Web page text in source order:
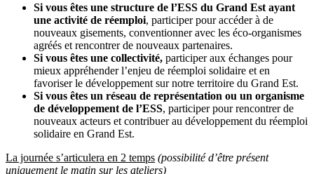
Si vous êtes une structure de l’ESS du Grand Est ayant
une activité de réemploi, participer pour accéder à de
nouveaux gisements, conventionner avec les éco-organismes
agréés et rencontrer de nouveaux partenaires.
Si vous êtes une collectivité, participer aux échanges pour
mieux appréhender l’enjeu de réemploi solidaire et en
favoriser le développement sur notre territoire du Grand Est.
Si vous êtes un réseau de représentation ou un organisme
de développement de l’ESS, participer pour rencontrer de
nouveaux acteurs et contribuer au développement du réemploi
solidaire en Grand Est.
La journée s’articulera en 2 temps (possibilité d’être présent
uniquement le matin sur les ateliers)